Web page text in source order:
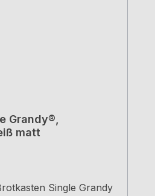
Grandy®,
matt
Single Grandy